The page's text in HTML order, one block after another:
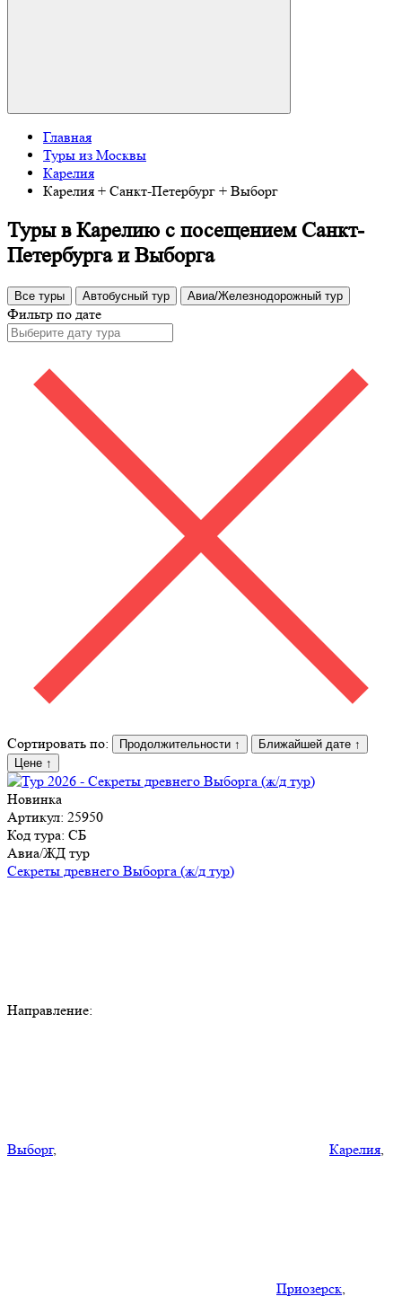
Главная
Туры из Москвы
Карелия
Карелия + Санкт-Петербург + Выборг
Туры в Карелию с посещением Санкт-
Петербурга и Выборга
Все туры Автобусный тур Авиа/Железнодорожный тур
Фильтр по дате
Сортировать по: Продолжительности ↑ Ближайшей дате ↑
Цене ↑
Новинка
Артикул: 25950
Код тура: СБ
Авиа/ЖД тур
Секреты древнего Выборга (ж/д тур)
Направление:
Выборг, Карелия,
Приозерск,